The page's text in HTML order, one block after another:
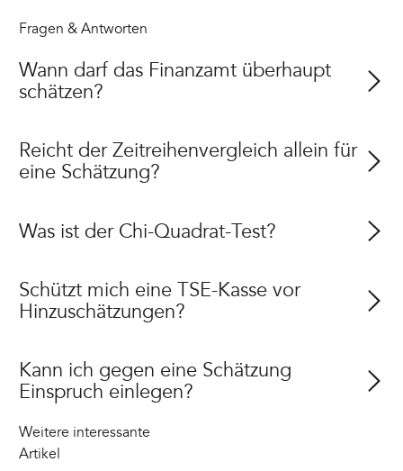
Fragen & Antworten
Wann darf das Finanzamt überhaupt
schätzen?
Reicht der Zeitreihenvergleich allein für
eine Schätzung?
Was ist der Chi-Quadrat-Test?
Schützt mich eine TSE-Kasse vor
Hinzuschätzungen?
Kann ich gegen eine Schätzung
Einspruch einlegen?
Weitere interessante
Artikel